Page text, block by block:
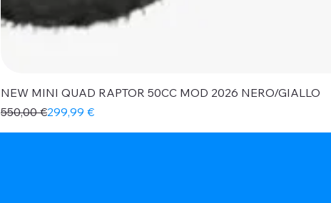
NEW MINI QUAD RAPTOR 50CC MOD 2026 NERO/GIALLO
Prezzo regolare
550,00 €
Prezzo scontato
299,99 €